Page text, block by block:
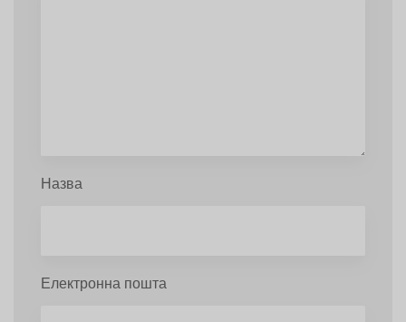
Назва
Електронна пошта